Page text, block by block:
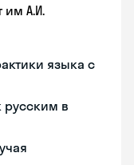
им А.И.
языка с
русским в